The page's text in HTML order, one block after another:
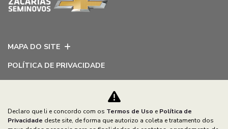
MAPA DO SITE
POLÍTICA DE PRIVACIDADE
ZACARIAS VEICULOS LTDA
CNPJ: 79.138.608/0001-37
Declaro que li e concordo com os Termos de Uso e Política de
Privacidade deste site, de forma que autorizo a coleta e tratamento dos